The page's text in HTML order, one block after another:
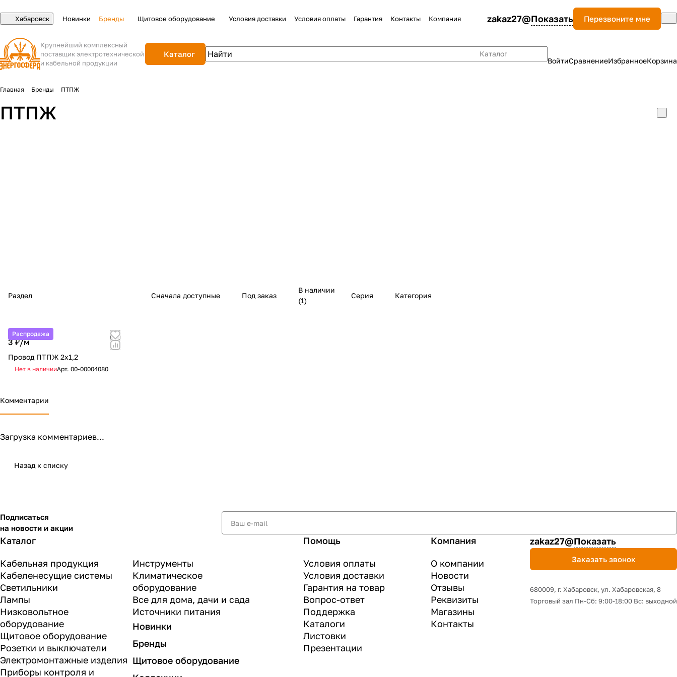
Хабаровск Новинки Бренды Щитовое оборудование Условия доставки Условия оплаты Гарантия Контакты Компания zakaz27@Показать Перезвоните мне
Крупнейший комплексный
поставщик электротехнической
и кабельной продукции
Каталог
Каталог
ВойтиСравнениеИзбранноеКорзина
Главная Бренды ПТПЖ
ПТПЖ
Раздел Сначала доступные Под заказ
В наличии
(1)
Серия Категория
Распродажа
3 ₽/м
Провод ПТПЖ 2х1,2
Нет в наличииАрт. 00-00004080
Комментарии
Загрузка комментариев...
Назад к списку
Подписаться
на новости и акции
Каталог
Кабельная продукция
Кабеленесущие системы
Светильники
Лампы
Низковольтное
оборудование
Щитовое оборудование
Розетки и выключатели
Электромонтажные изделия
Приборы контроля и
Инструменты
Климатическое
оборудование
Все для дома, дачи и сада
Источники питания
Новинки
Бренды
Щитовое оборудование
Помощь
Условия оплаты
Условия доставки
Гарантия на товар
Вопрос-ответ
Поддержка
Каталоги
Листовки
Презентации
Компания
О компании
Новости
Отзывы
Реквизиты
Магазины
Контакты
zakaz27@Показать
Заказать звонок
680009, г. Хабаровск, ул. Хабаровская, 8
Торговый зал Пн-Сб: 9:00-18:00 Вс: выходной